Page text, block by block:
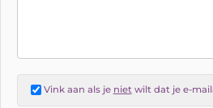
Vink aan als je nietwilt dat je e-